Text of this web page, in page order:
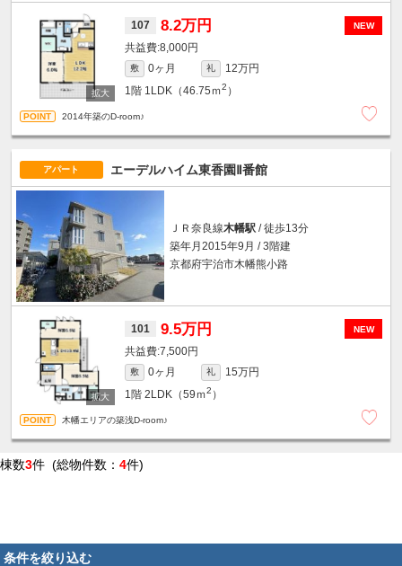
NEW
107 8.2万円
8,000円
敷 0ヶ月 礼
12万円
1階 1LDK（46.75ｍ2 ）
2014年築のD-room♪
アパート エーデルハイム東香園Ⅱ番館
ＪＲ奈良線木幡駅/ 徒歩13分
築年月2015年9月 / 3階建
京都府宇治市木幡熊小路
NEW
101 9.5万円
7,500円
敷 0ヶ月 礼
15万円
1階 2LDK（59ｍ2 ）
木幡エリアの築浅D-room♪
棟数3件 (総物件数： 4件)
条件を絞り込む